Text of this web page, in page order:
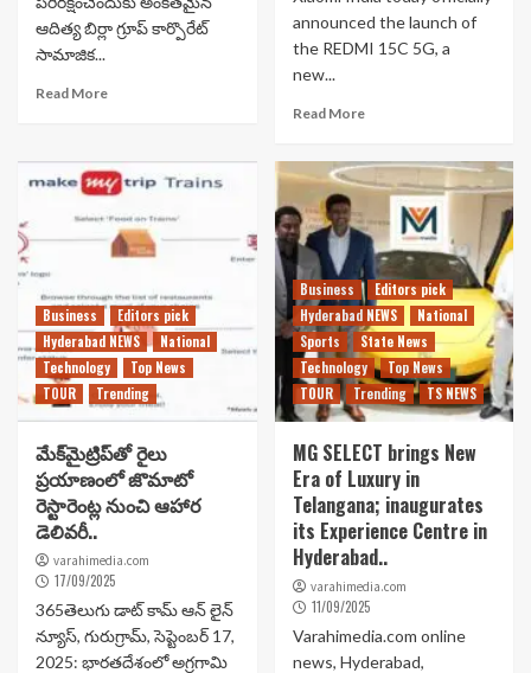
ఆదిత్య బిర్లా గ్రూప్ కార్పొరేట్
సామాజిక...
Read More
announced the launch of
the REDMI 15C 5G, a
new...
Read More
Business
Editors pick
Hyderabad NEWS
National
Technology
Top News
TOUR
Trending
మేక్‌మైట్రిప్‌తో రైలు
ప్రయాణంలో జొమాటో
రెస్టారెంట్ల నుంచి ఆహార
డెలివరీ..
varahimedia.com
17/09/2025
365తెలుగు డాట్ కామ్ ఆన్ లైన్
న్యూస్, గురుగ్రామ్, సెప్టెంబర్ 17,
2025: భారతదేశంలో అగ్రగామి
Business
Editors pick
Hyderabad NEWS
National
Sports
State News
Technology
Top News
TOUR
Trending TS NEWS
MG SELECT brings New
Era of Luxury in
Telangana; inaugurates
its Experience Centre in
Hyderabad..
varahimedia.com
11/09/2025
Varahimedia.com online
news, Hyderabad,